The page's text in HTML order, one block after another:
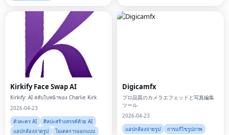
Kirkify Face Swap AI
Kirkify: AI สลับใบหน้าของ Charlie Kirk
2026-04-23
ตัวละคร AI
ศิลปะสร้างสรรค์ด้วย AI
แอปกล้องถ่ายรูป
โมเดลการออกแบบ
Digicamfx
プロ品質のカメラエフェッドと写真編集
ツール
2026-04-23
แอปกล้องถ่ายรูป
การแก้ไขรูปภาพ